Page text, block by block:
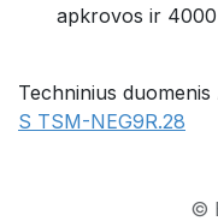
apkrovos ir
Techninius
S TSM-NEG9R.28
©